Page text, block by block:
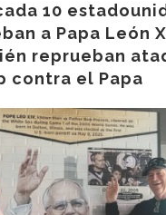
10
a Papa León
reprueban
contra el Papa